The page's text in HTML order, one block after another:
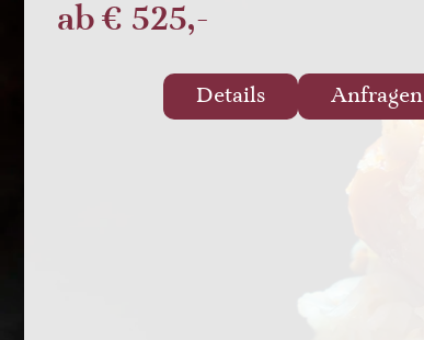
ab € 525,-
Details Anfragen